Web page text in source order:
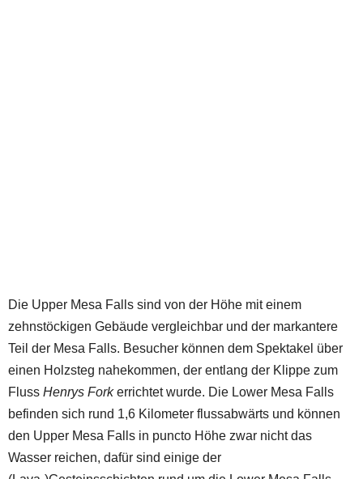
Die Upper Mesa Falls sind von der Höhe mit einem
zehnstöckigen Gebäude vergleichbar und der markantere
Teil der Mesa Falls. Besucher können dem Spektakel über
einen Holzsteg nahekommen, der entlang der Klippe zum
Fluss Henrys Forkerrichtet wurde. Die Lower Mesa Falls
befinden sich rund 1,6 Kilometer flussabwärts und können
den Upper Mesa Falls in puncto Höhe zwar nicht das
Wasser reichen, dafür sind einige der